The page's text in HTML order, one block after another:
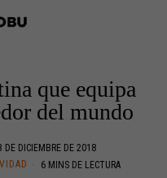
que equipa
del mundo
DE DICIEMBRE DE 2018
6 MINS DE LECTURA